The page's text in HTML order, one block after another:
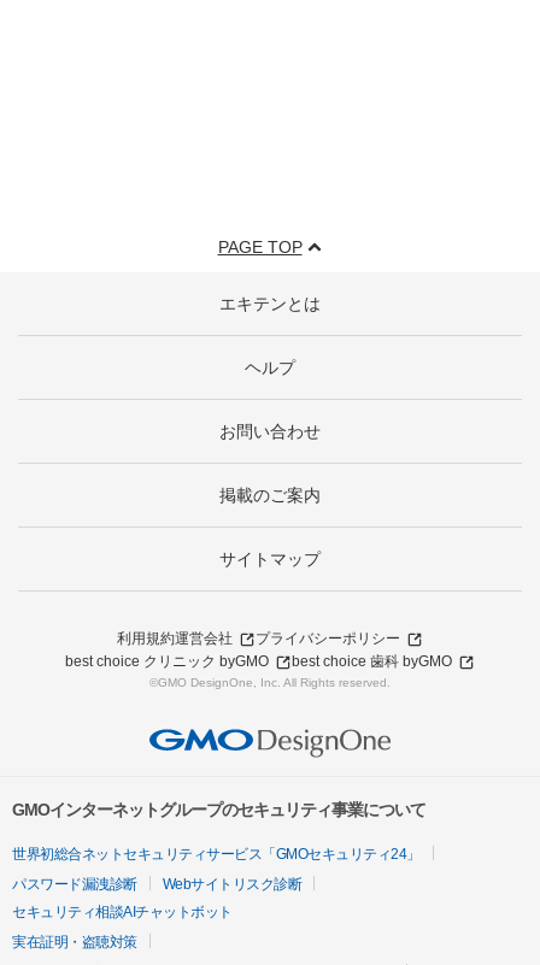
PAGE TOP
エキテンとは
ヘルプ
お問い合わせ
掲載のご案内
サイトマップ
利用規約運営会社
プライバシーポリシー
best choice クリニック byGMO
best choice 歯科 byGMO
©GMO DesignOne, Inc. All Rights reserved.
GMOインターネットグループのセキュリティ事業について
世界初総合ネットセキュリティサービス「GMOセキュリティ24」
パスワード漏洩診断
Webサイトリスク診断
セキュリティ相談AIチャットボット
実在証明・盗聴対策